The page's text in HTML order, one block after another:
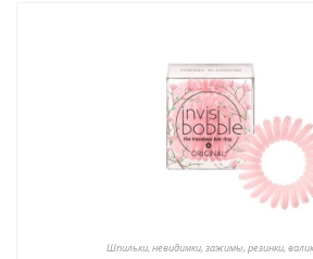
Шпильки, невидимки, зажимы, резинки,